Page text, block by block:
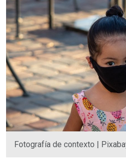
Fotografía de contexto |